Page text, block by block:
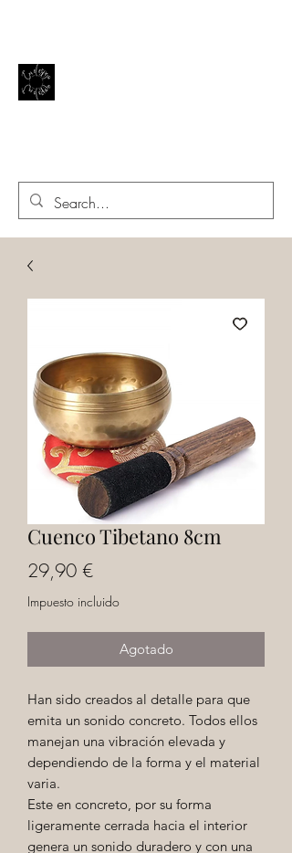
Cuenco Tibetano 8cm
29,90 €Precio
Impuesto incluido
Agotado
Han sido creados al detalle para que
emita un sonido concreto. Todos ellos
manejan una vibración elevada y
dependiendo de la forma y el material
varia.
Este en concreto, por su forma
ligeramente cerrada hacia el interior
genera un sonido duradero y con una